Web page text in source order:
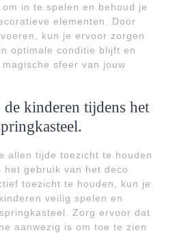
in te spelen en behoud je
elementen. Door
kun je ervoor zorgen
optimale conditie blijft en
sfeer van jouw
kinderen tijdens het
allen tijde toezicht te houden
gebruik van het deco
toezicht te houden, kun je
veilig spelen en
Zorg ervoor dat
aanwezig is om toe te zien